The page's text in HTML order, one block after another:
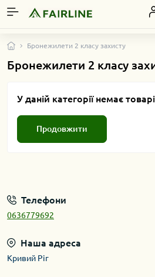
Бронежилети 2 класу захисту
Бронежилети 2 класу
У даній категорії немає
Продовжити
Телефони
0636779692
Наша адреса
Кривий Ріг